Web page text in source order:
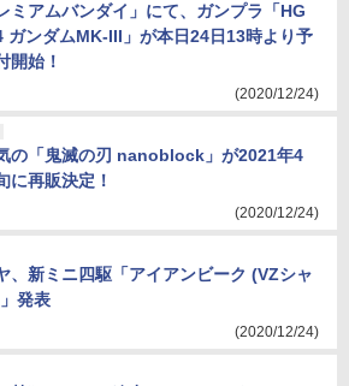
ミアムバンダイ」にて、ガンプラ「HG
ガンダムMK-III」が本日24日13時より予
開始！
(2020/12/24)
の「鬼滅の刃 nanoblock」が2021年4
に再販決定！
(2020/12/24)
、新ミニ四駆「アイアンビーク (VZシャ
発表
(2020/12/24)